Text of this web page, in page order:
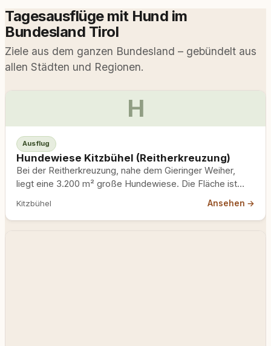
Tagesausflüge mit Hund im
Bundesland Tirol
Ziele aus dem ganzen Bundesland – gebündelt aus
allen Städten und Regionen.
H
Ausflug
Hundewiese Kitzbühel (Reitherkreuzung)
Bei der Reitherkreuzung, nahe dem Gieringer Weiher,
liegt eine 3.200 m² große Hundewiese. Die Fläche ist
Kitzbühel Ansehen →